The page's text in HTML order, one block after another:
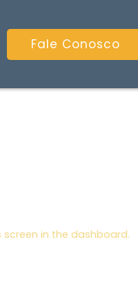
Fale Conosco
in the dashboard.